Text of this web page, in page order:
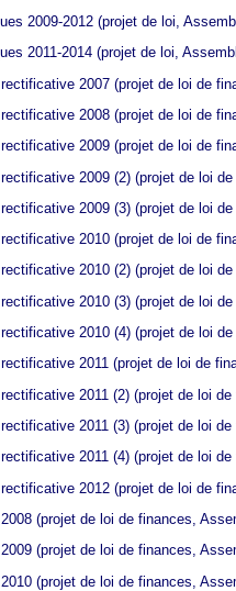
2009-2012(projet de loi,
2011-2014(projet de loi,
2007(projet de loi de
2008(projet de loi de
2009(projet de loi de
2009 (2)(projet de loi de
2009 (3)(projet de loi de
2010(projet de loi de
2010 (2)(projet de loi de
2010 (3)(projet de loi de
2010 (4)(projet de loi de
2011(projet de loi de
2011 (2)(projet de loi de
2011 (3)(projet de loi de
2011 (4)(projet de loi de
2012(projet de loi de
(projet de loi de finances,
(projet de loi de finances,
(projet de loi de finances,